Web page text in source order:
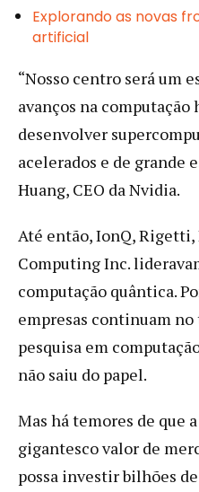
Explorando as novas
artificial
“Nosso centro será um
avanços na computação
desenvolver
acelerados e de grande
Huang, CEO da Nvidia.
Até então, IonQ, Rigetti,
Computing Inc.
computação quântica.
empresas continuam
pesquisa em
não saiu do papel.
Mas há temores de que
gigantesco valor de
possa investir bilhões